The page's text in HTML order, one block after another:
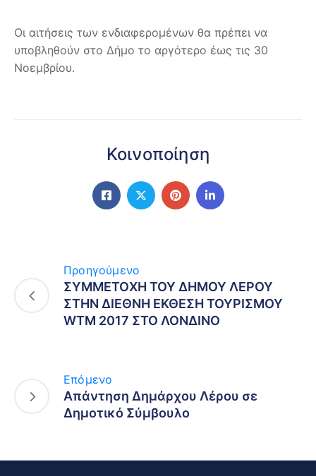
Οι αιτήσεις των ενδιαφερομένων θα πρέπει να
υποβληθούν στο Δήμο το αργότερο έως τις 30
Νοεμβρίου.
Κοινοποίηση
Προηγούμενο
ΣΥΜΜΕΤΟΧΗ ΤΟΥ ΔΗΜΟΥ ΛΕΡΟΥ
ΣΤΗΝ ΔΙΕΘΝΗ ΕΚΘΕΣΗ ΤΟΥΡΙΣΜΟΥ
WTM 2017 ΣΤΟ ΛΟΝΔΙΝΟ
Επόμενο
Απάντηση Δημάρχου Λέρου σε
Δημοτικό Σύμβουλο